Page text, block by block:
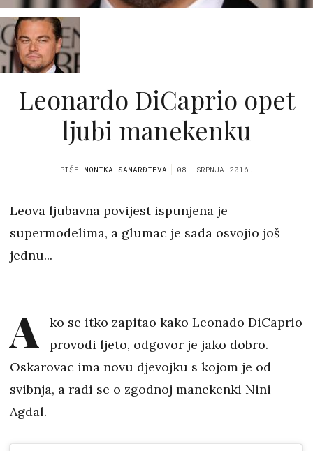
Leonardo DiCaprio opet
ljubi manekenku
PIŠE MONIKA SAMARĐIEVA 08. SRPNJA 2016.
Leova ljubavna povijest ispunjena je
supermodelima, a glumac je sada osvojio još
jednu...
A
ko se itko zapitao kako Leonado DiCaprio
provodi ljeto, odgovor je jako dobro.
Oskarovac ima novu djevojku s kojom je od
svibnja, a radi se o zgodnoj manekenki Nini
Agdal.